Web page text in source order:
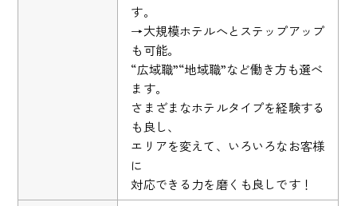
す。
→大規模ホテルへとステップアップ
も可能。
“広域職”“地域職”など働き方も選べ
ます。
さまざまなホテルタイプを経験する
も良し、
エリアを変えて、いろいろなお客様
に
対応できる力を磨くも良しです！